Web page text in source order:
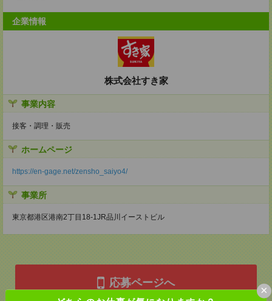
×
企業情報
株式会社すき家
事業内容
接客・調理・販売
ホームページ
https://en-gage.net/zensho_saiyo4/
事業所
東京都港区港南2丁目18-1JR品川イーストビル
応募ページへ